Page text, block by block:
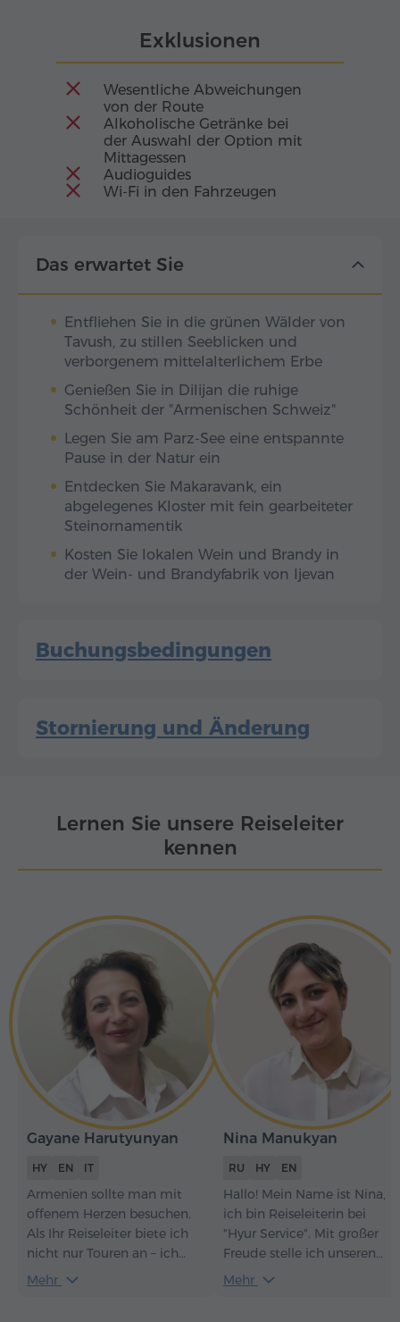
Exklusionen
Wesentliche Abweichungen
von der Route
Alkoholische Getränke bei
der Auswahl der Option mit
Mittagessen
Audioguides
Wi-Fi in den Fahrzeugen
Das erwartet Sie
Entfliehen Sie in die grünen Wälder von
Tavush, zu stillen Seeblicken und
verborgenem mittelalterlichem Erbe
Genießen Sie in Dilijan die ruhige
Schönheit der "Armenischen Schweiz"
Legen Sie am Parz-See eine entspannte
Pause in der Natur ein
Entdecken Sie Makaravank, ein
abgelegenes Kloster mit fein gearbeiteter
Steinornamentik
Kosten Sie lokalen Wein und Brandy in
der Wein- und Brandyfabrik von Ijevan
Buchungsbedingungen
Stornierung und Änderung
Lernen Sie unsere Reiseleiter
kennen
Gayane Harutyunyan
HY EN IT
Armenien sollte man mit
offenem Herzen besuchen.
Als Ihr Reiseleiter biete ich
nicht nur Touren an – ich
schaffe bedeutungsvolle
Mehr
Nina Manukyan
RU HY EN
Hallo! Mein Name ist Nina,
ich bin Reiseleiterin bei
"Hyur Service". Mit großer
Freude stelle ich unseren
Gästen Armenien vor – seine
Mehr